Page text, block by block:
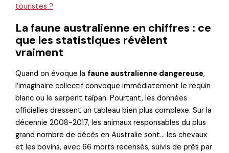
touristes ?
La faune australienne en chiffres : ce
que les statistiques révèlent
vraiment
Quand on évoque la faune australienne dangereuse,
l’imaginaire collectif convoque immédiatement le requin
blanc ou le serpent taïpan. Pourtant, les données
officielles dressent un tableau bien plus complexe. Sur la
décennie 2008-2017, les animaux responsables du plus
grand nombre de décès en Australie sont… les chevaux
et les bovins, avec 66 morts recensés, suivis de près par